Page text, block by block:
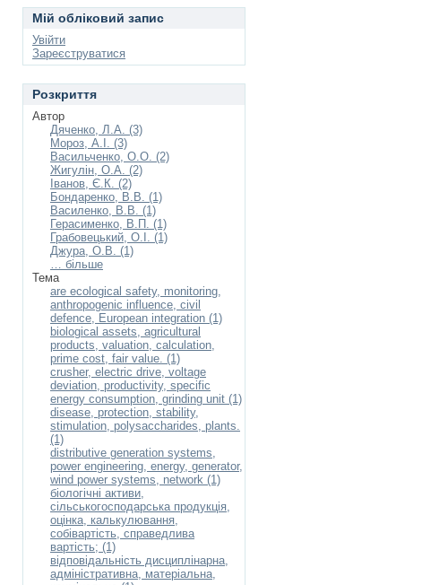
Мій обліковий запис
Увійти
Зареєструватися
Розкриття
Автор
Дяченко, Л.А. (3)
Мороз, А.І. (3)
Васильченко, О.О. (2)
Жигулін, О.А. (2)
Іванов, Є.К. (2)
Бондаренко, В.В. (1)
Василенко, В.В. (1)
Герасименко, В.П. (1)
Грабовецький, О.І. (1)
Джура, О.В. (1)
… більше
Тема
are ecological safety, monitoring,
anthropogenic influence, civil
defence, European integration (1)
biological assets, agricultural
products, valuation, calculation,
prime cost, fair value. (1)
crusher, electric drive, voltage
deviation, productivity, specific
energy consumption, grinding unit (1)
disease, protection, stability,
stimulation, polysaccharides, plants.
(1)
distributive generation systems,
power engineering, energy, generator,
wind power systems, network (1)
біологічні активи,
сільськогосподарська продукція,
оцінка, калькулювання,
собівартість, справедлива
вартість; (1)
відповідальність дисциплінарна,
адміністративна, матеріальна,